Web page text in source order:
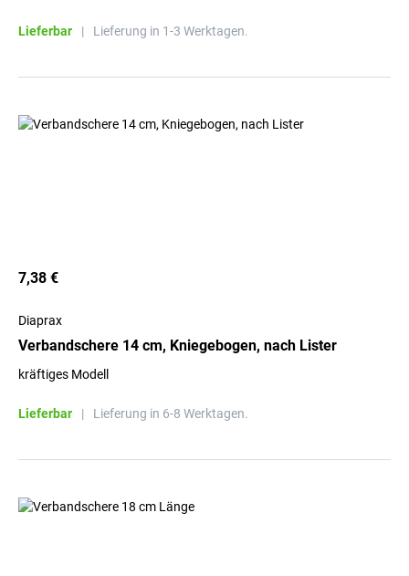
Lieferbar | Lieferung in 1-3 Werktagen.
7,38 €
Diaprax
Verbandschere 14 cm, Kniegebogen, nach Lister
kräftiges Modell
Lieferbar | Lieferung in 6-8 Werktagen.